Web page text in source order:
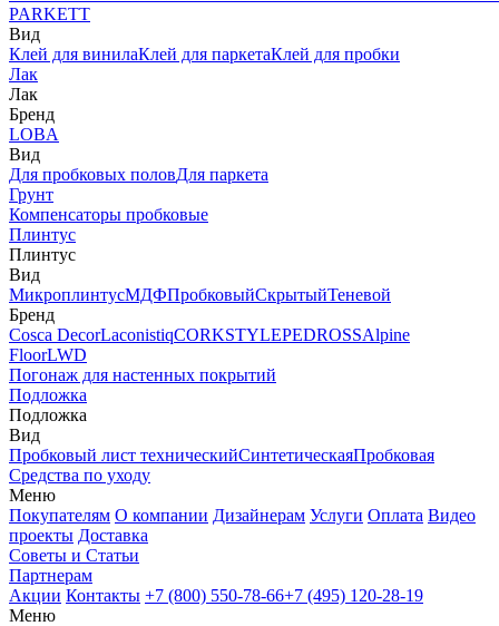
PARKETT
Вид
Клей для винилаКлей для паркетаКлей для пробки
Лак
Лак
Бренд
LOBA
Вид
Для пробковых половДля паркета
Грунт
Компенсаторы пробковые
Плинтус
Плинтус
Вид
МикроплинтусМДФПробковыйСкрытыйТеневой
Бренд
Cosca DecorLaconistiqCORKSTYLEPEDROSSAlpine
FloorLWD
Погонаж для настенных покрытий
Подложка
Подложка
Вид
Пробковый лист техническийСинтетическаяПробковая
Средства по уходу
Меню
Покупателям О компании Дизайнерам Услуги Оплата Видео
проекты Доставка
Советы и Статьи
Партнерам
Акции Контакты +7 (800) 550-78-66+7 (495) 120-28-19
Меню